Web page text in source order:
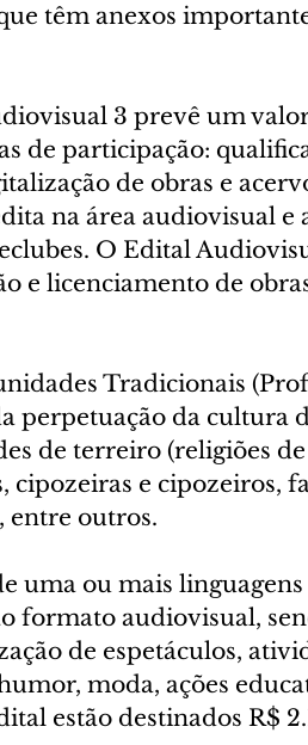
têm anexos
3 prevê um
de participação:
de obras e
na área audiovisual e
O Edital
e licenciamento de
Tradicionais
perpetuação da cultura
de terreiro (religiões
cipozeiras e cipozeiros,
entre outros.
uma ou mais
formato audiovisual,
de espetáculos,
moda, ações
estão destinados R$